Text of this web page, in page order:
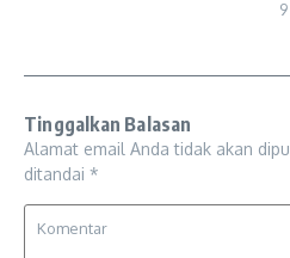
Tinggalkan Balasan
Alamat email Anda tidak akan
ditandai *